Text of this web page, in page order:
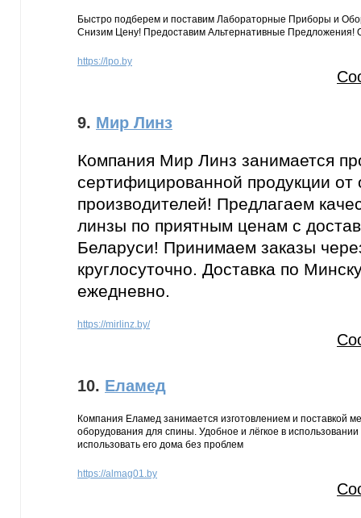
Быстро подберем и поставим Лабораторные Приборы и
Снизим Цену! Предоставим Альтернативные Предложения!
https://lpo.by
9. Мир Линз
Компания Мир Линз занимается
сертифицированной продукции
производителей! Предлагаем
линзы по приятным ценам с
Беларуси! Принимаем заказы
круглосуточно. Доставка по
ежедневно.
https://mirlinz.by/
10. Еламед
Компания Еламед занимается изготовлением и поставкой
оборудования для спины. Удобное и лёгкое в использовании
использовать его дома без проблем
https://almag01.by